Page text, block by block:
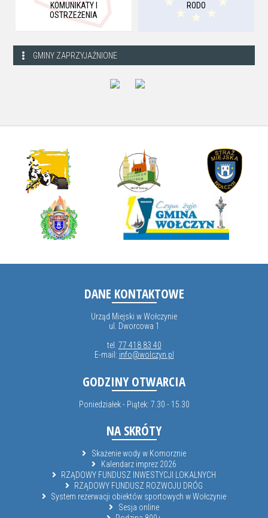
KOMUNIKATY I
OSTRZEŻENIA
RODO
GMINY ZAPRZYJAŹNIONE
DANE KONTAKTOWE
Urząd Miejski w Wołczynie
ul. Dworcowa 1
tel. 77 418 83 40
E-mail: info@wolczyn.pl
GODZINY OTWARCIA
Poniedziałek - Piątek: 7.30 - 15.30
NA SKRÓTY
Skażenie wody w Komorznie
Kalendarz imprez 2026
RZĄDOWY FUNDUSZ INWESTYCJI LOKALNYCH
RZĄDOWY FUNDUSZ ROZWOJU DRÓG
System rezerwacji obiektów sportowych w Wołczynie
Sesja online